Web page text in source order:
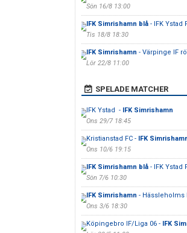
Sön 16/8 13:00
IFK Simrishamn blå- IFK Ystad
Tis 18/8 18:30
IFK Simrishamn - Värpinge IF
Lör 22/8 11:00
SPELADE MATCHER
IFK Ystad - IFK Simrishamn
Ons 29/7 18:45
Kristianstad FC - IFK
Ons 10/6 19:15
IFK Simrishamn blå- IFK Ystad
Sön 7/6 10:30
IFK Simrishamn - Hässleholms
Ons 3/6 18:30
Köpingebro IF/Liga 06 - IFK